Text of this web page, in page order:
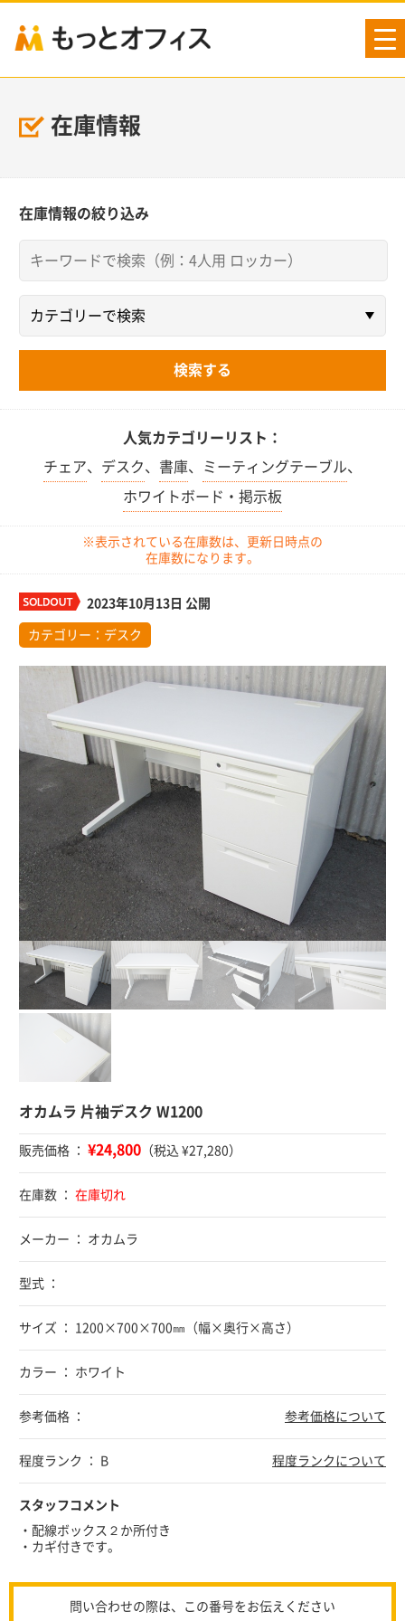
在庫情報
在庫情報の絞り込み
人気カテゴリーリスト：
チェア、 デスク、 書庫、 ミーティングテーブル、
ホワイトボード・掲示板
※表示されている在庫数は、更新日時点の
在庫数になります。
2023年10月13日 公開
カテゴリー： デスク
オカムラ 片袖デスク W1200
販売価格 ： ¥24,800 （税込 ¥27,280）
在庫数 ： 在庫切れ
メーカー ： オカムラ
型式 ：
サイズ ： 1200×700×700㎜（幅×奥行×高さ）
カラー ： ホワイト
参考価格 ： 参考価格について
程度ランク ： B 程度ランクについて
スタッフコメント
・配線ボックス２か所付き
・カギ付きです。
問い合わせの際は、この番号をお伝えください